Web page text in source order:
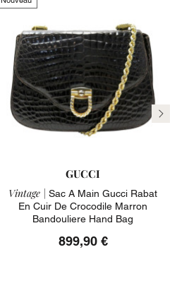
GUCCI
Vintage |
Sac A Main Gucci Rabat
En Cuir De Crocodile Marron
Bandouliere Hand Bag
899,90 €